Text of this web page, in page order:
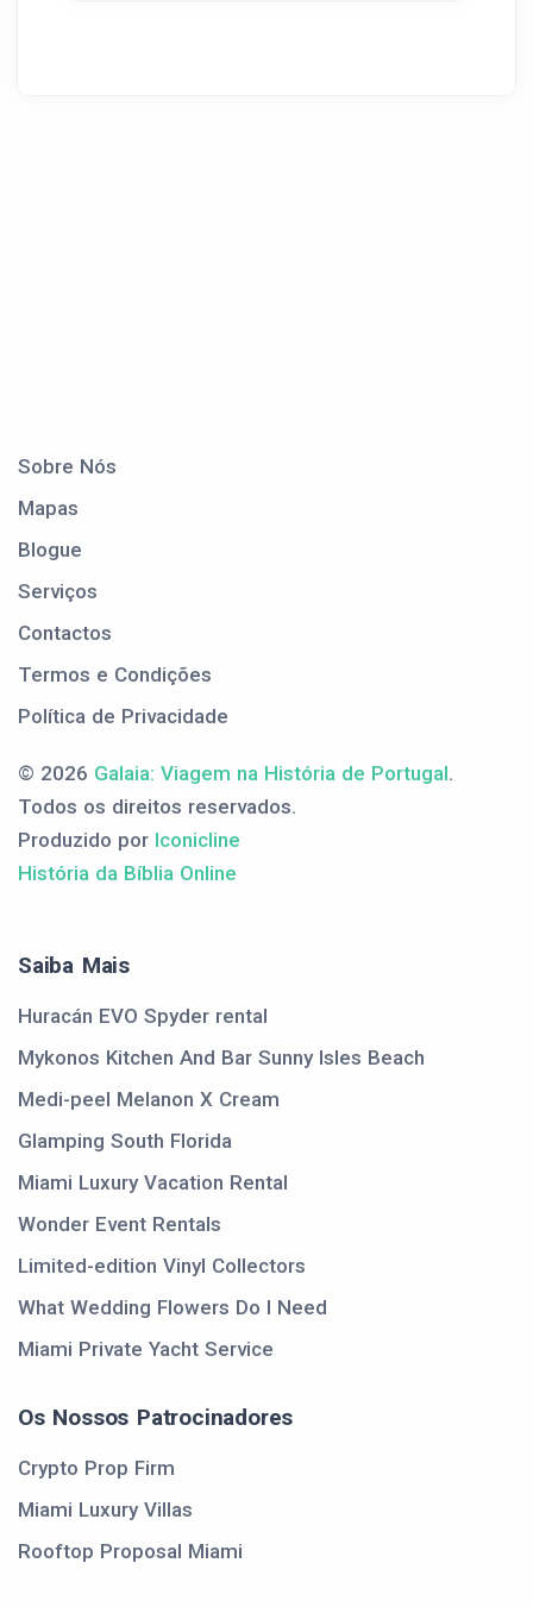
Sobre Nós
Mapas
Blogue
Serviços
Contactos
Termos e Condições
Política de Privacidade
© 2026 Galaia: Viagem na História de Portugal.
Todos os direitos reservados.
Produzido por Iconicline
História da Bíblia Online
Saiba Mais
Huracán EVO Spyder rental
Mykonos Kitchen And Bar Sunny Isles Beach
Medi-peel Melanon X Cream
Glamping South Florida
Miami Luxury Vacation Rental
Wonder Event Rentals
Limited-edition Vinyl Collectors
What Wedding Flowers Do I Need
Miami Private Yacht Service
Os Nossos Patrocinadores
Crypto Prop Firm
Miami Luxury Villas
Rooftop Proposal Miami